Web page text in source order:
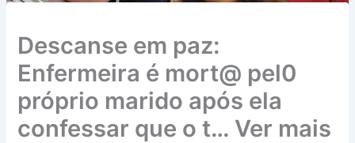
Descanse em paz:
Enfermeira é mort@ pel0
próprio marido após ela
confessar que o t… Ver mais